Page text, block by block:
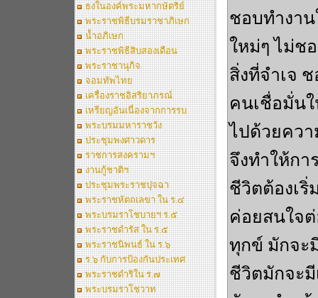
ธงในองค์พระมหากษัตริย์
พระราชพิธีบรมราชาภิเษก
น้ำอภิเษก
พระราชพิธีสิบสองเดือน
พระราชานุกิจ
จอมทัพไทย
เครื่องราชอิสริยาภรณ์
เหรียญอันเนื่องจากการรบ
พระบรมมหาราชวัง
ประชุมพงศาวดาร
ราชการสงครามฯ
งานกู้ชาติฯ
ประชุมพระราชปุจฉา
พระราชหัตถเลขา ใน ร.๔
พระบรมราโชบายฯ ร.๕
พระราชดำรัส ใน ร.๕
พระราชนิพนธ์ ใน ร.๖
ร.๖ กับการป้องกันประเทศ
พระราชดำริใน ร.๗
พระบรมราโชวาท
ชอบทำงา
ใหม่ๆ ไม่ช
สิ่งที่จำเจ
คนเชื่อมั่นใ
ไปด้วยคว
จึงทำให้กา
ชีวิตต้องเ
ค่อยสนใจ
ทุกข์ มักจะ
ชีวิตมักจะ